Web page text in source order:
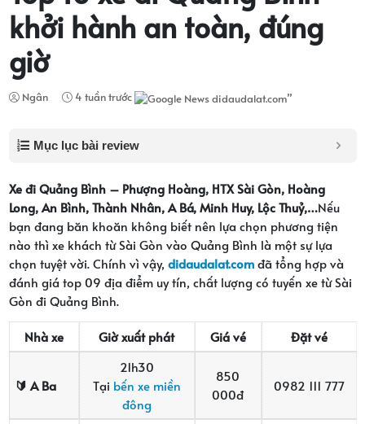
khởi hành an toàn, đúng
giờ
Ngân 4 tuần trước
Mục lục bài review
Xe đi Quảng Bình – Phượng Hoàng, HTX Sài Gòn, Hoàng
Long, An Bình, Thành Nhân, A Bá, Minh Huy, Lộc Thuỷ,…Nếu
bạn đang băn khoăn không biết nên lựa chọn phương tiện
nào thì xe khách từ Sài Gòn vào Quảng Bình là một sự lựa
chọn tuyệt vời. Chính vì vậy, didaudalat.comđã tổng hợp và
đánh giá top 09 địa điểm uy tín, chất lượng có tuyến xe từ Sài
Gòn đi Quảng Bình.
Nhà xe Giờ xuất phát Giá vé Đặt vé
🔰 A Ba
21h30
Tại bến xe miền
đông
850
000đ
0982 111 777